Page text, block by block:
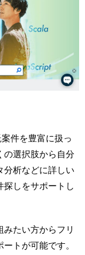
件を豊富に扱っ
の選択肢から自分
分析などに詳しい
探しをサポートし
たい方からフリ
トが可能です。